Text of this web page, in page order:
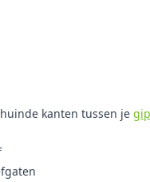
kanten tussen je